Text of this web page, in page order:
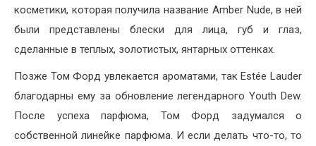
косметики, которая получила название Amber Nude, в ней
были представлены блески для лица, губ и глаз,
сделанные в теплых, золотистых, янтарных оттенках.
Позже Том Форд увлекается ароматами, так Estée Lauder
благодарны ему за обновление легендарного Youth Dew.
После успеха парфюма, Том Форд задумался о
собственной линейке парфюма. И если делать что-то, то